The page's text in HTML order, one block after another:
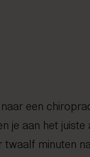
een
je aan het
twaalf minuten